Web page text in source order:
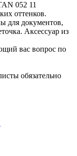
052 11
оттенков.
для документов,
Аксессуар из
вас вопрос по
обязательно